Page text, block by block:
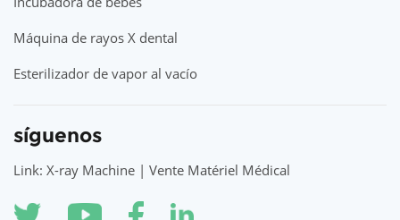
Máquina de rayos X dental
Esterilizador de vapor al vacío
síguenos
Link: X-ray Machine | Vente Matériel Médical